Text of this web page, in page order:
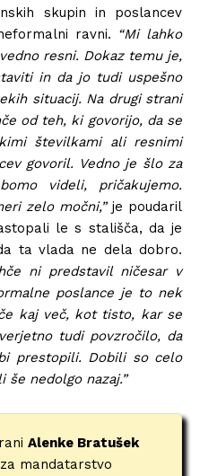
skupin in poslancev
ravni. “Mi lahko
resni. Dokaz temu je,
in da jo tudi uspešno
situacij. Na drugi strani
od teh, ki govorijo, da se
številkami ali resnimi
govoril. Vedno je šlo za
videli, pričakujemo.
zelo močni,”je poudaril
le s stališča, da je
ta vlada ne dela dobro.
ni predstavil ničesar v
poslance je to nek
kaj več, kot tisto, kar se
tudi povzročilo, da
prestopili. Dobili so celo
nedolgo nazaj.”
Alenke Bratušek
mandatarstvo